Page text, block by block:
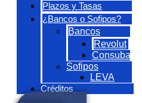
Plazos y Tasas
¿Bancos o Sofipos?
Bancos
Revolut
Consubanco
Sofipos
LEVA
Créditos